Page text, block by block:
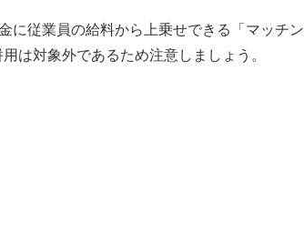
に従業員の給料から上乗せできる「マッチン
は対象外であるため注意しましょう。